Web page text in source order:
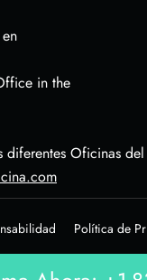
in the
Oficinas
Política de